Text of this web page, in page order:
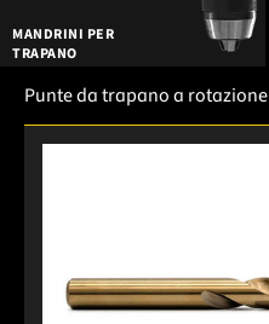
MANDRINI PER
TRAPANO
Punte da trapano a rotazione